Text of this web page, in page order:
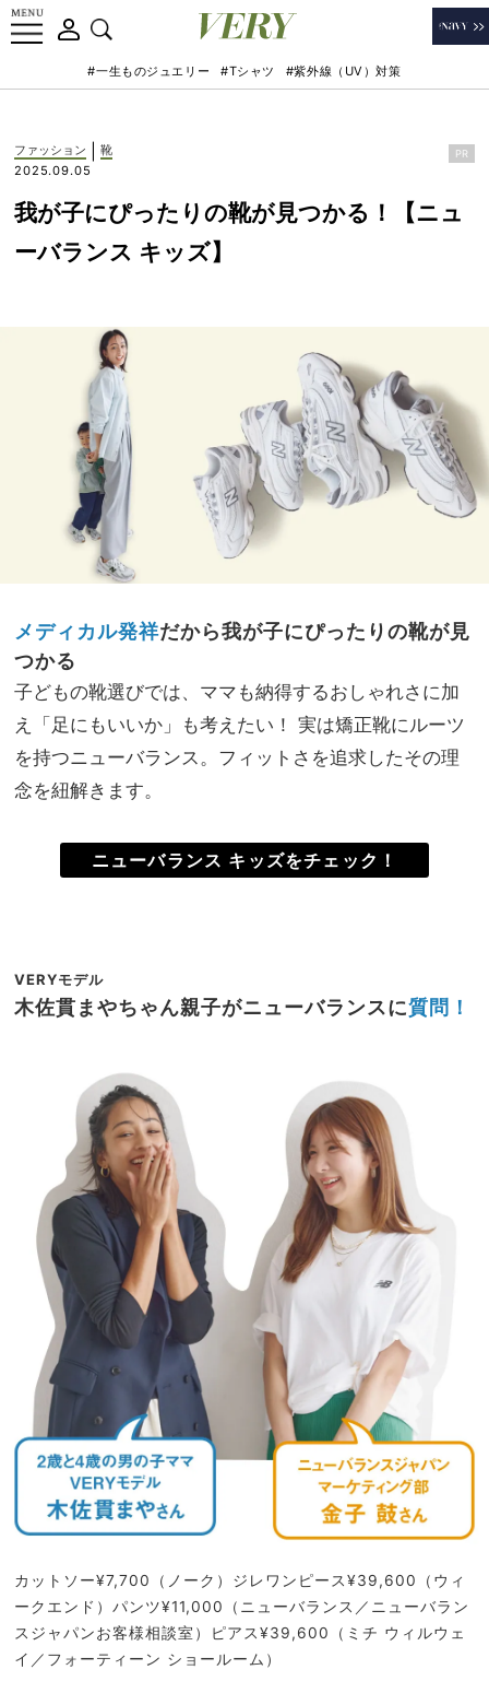
#一生ものジュエリー #Tシャツ #紫外線（UV）対策
ファッション
靴
2025.09.05
PR
我が子にぴったりの靴が見つかる！【ニュ
ーバランス キッズ】
メディカル発祥だから我が子にぴったりの靴が見
つかる
子どもの靴選びでは、ママも納得するおしゃれさに加
え「足にもいいか」も考えたい！ 実は矯正靴にルーツ
を持つニューバランス。フィットさを追求したその理
念を紐解きます。
ニューバランス キッズをチェック！
VERYモデル
木佐貫まやちゃん親子がニューバランスに質問！
カットソー¥7,700（ノーク）ジレワンピース¥39,600（ウィ
ークエンド）パンツ¥11,000（ニューバランス／ニューバラン
スジャパンお客様相談室）ピアス¥39,600（ミチ ウィルウェ
イ／フォーティーン ショールーム）